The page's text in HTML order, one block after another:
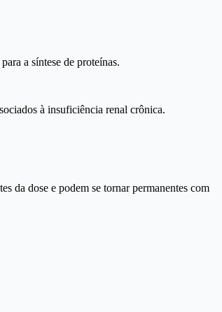
a síntese de proteínas.
à insuficiência renal crônica.
da dose e podem se tornar permanentes com